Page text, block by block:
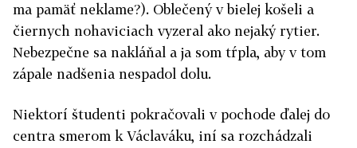
ma pamäť neklame?). Oblečený v bielej košeli a
čiernych nohaviciach vyzeral ako nejaký rytier.
Nebezpečne sa nakláňal a ja som tŕpla, aby v tom
zápale nadšenia nespadol dolu.
Niektorí študenti pokračovali v pochode ďalej do
centra smerom k Václaváku, iní sa rozchádzali